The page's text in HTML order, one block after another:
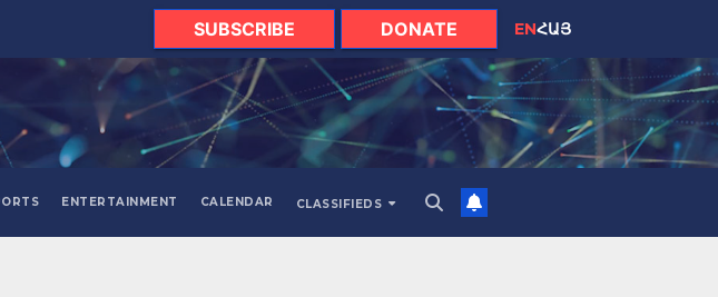
SUBSCRIBE DONATE ENՀԱՅ
ENTERTAINMENT CALENDAR CLASSIFIEDS